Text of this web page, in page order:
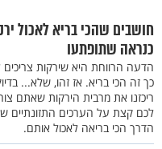
חושבים שהכי בריא לאכול
כנראה שתופתעו
הדעה הרווחת היא שירקות צריכים
כך זה הכי בריא. אז זהו, שלא...
ריכזנו את מרבית הירקות שאתם
לכם קצת על הערכים התזונתיים
הדרך הכי בריאה לאכול אותם.